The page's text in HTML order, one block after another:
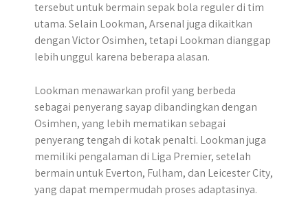
tersebut untuk bermain sepak bola reguler di tim
utama. Selain Lookman, Arsenal juga dikaitkan
dengan Victor Osimhen, tetapi Lookman dianggap
lebih unggul karena beberapa alasan.
Lookman menawarkan profil yang berbeda
sebagai penyerang sayap dibandingkan dengan
Osimhen, yang lebih mematikan sebagai
penyerang tengah di kotak penalti. Lookman juga
memiliki pengalaman di Liga Premier, setelah
bermain untuk Everton, Fulham, dan Leicester City,
yang dapat mempermudah proses adaptasinya.